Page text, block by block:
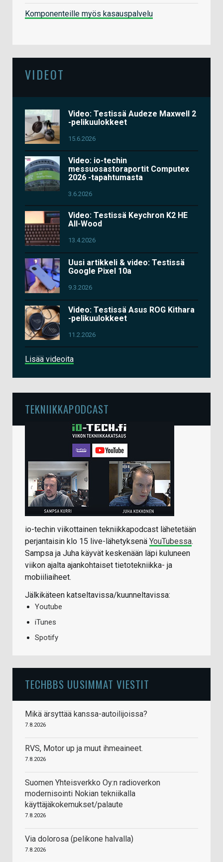
Komponenteille myös kasauspalvelu
VIDEOT
Video: Testissä Audeze Maxwell 2
-pelikuulokkeet
15.6.2026
Video: io-techin
messuosastoraportit Computex
2026 -tapahtumasta
3.6.2026
Video: Testissä Keychron K2 HE
All-Wood
13.4.2026
Uusi artikkeli & video: Testissä
Google Pixel 10a
9.3.2026
Video: Testissä Asus ROG Kithara
-pelikuulokkeet
11.2.2026
Lisää videoita
TEKNIIKKAPODCAST
io-techin viikottainen tekniikkapodcast lähetetään
perjantaisin klo 15 live-lähetyksenä YouTubessa.
Sampsa ja Juha käyvät keskenään läpi kuluneen
viikon ajalta ajankohtaiset tietotekniikka- ja
mobiiliaiheet.
Jälkikäteen katseltavissa/kuunneltavissa:
Youtube
iTunes
Spotify
TECHBBS UUSIMMAT VIESTIT
Mikä ärsyttää kanssa-autoilijoissa?
7.8.2026
RVS, Motor up ja muut ihmeaineet.
7.8.2026
Suomen Yhteisverkko Oy:n radioverkon
modernisointi Nokian tekniikalla
käyttäjäkokemukset/palaute
7.8.2026
Via dolorosa (pelikone halvalla)
7.8.2026